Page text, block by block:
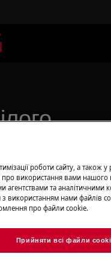
Замовити
Пропонуємо
нашими
обладнання і
всі необхідні
ціною.
роботи сайту, а також у
використання вами нашого
та аналітичними
використанням нами файлів
про файли сookie.
Прийняти всі файли